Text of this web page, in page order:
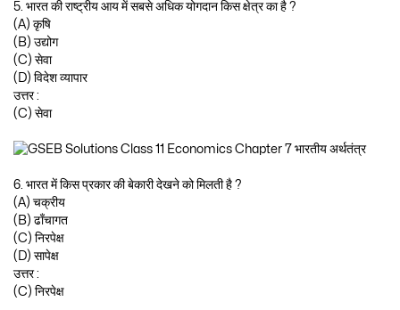
5. भारत की राष्ट्रीय आय में सबसे अधिक योगदान किस क्षेत्र का है ?
(A) कृषि
(B) उद्योग
(C) सेवा
(D) विदेश व्यापार
उत्तर :
(C) सेवा
6. भारत में किस प्रकार की बेकारी देखने को मिलती है ?
(A) चक्रीय
(B) ढाँचागत
(C) निरपेक्ष
(D) सापेक्ष
उत्तर :
(C) निरपेक्ष